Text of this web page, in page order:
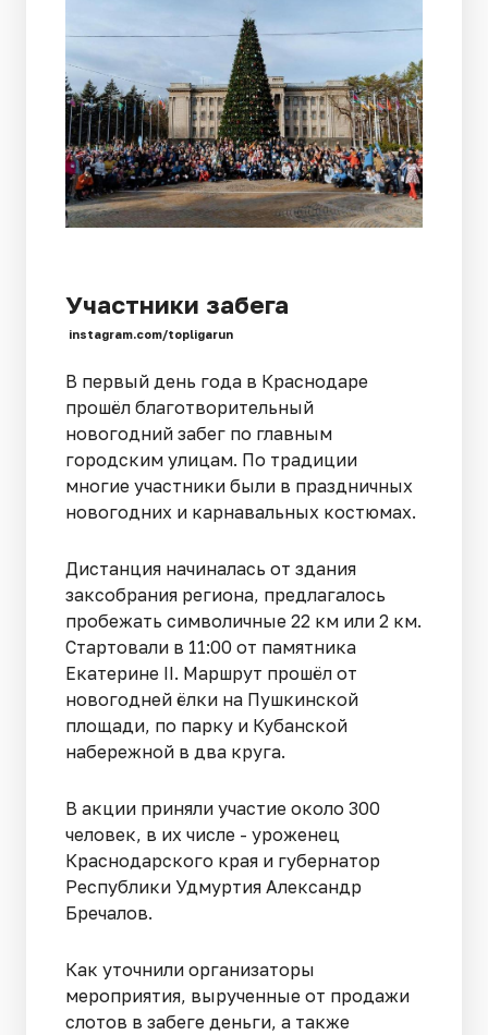
Участники забега
instagram.com/topligarun
В первый день года в Краснодаре
прошёл благотворительный
новогодний забег по главным
городским улицам. По традиции
многие участники были в праздничных
новогодних и карнавальных костюмах.
Дистанция начиналась от здания
заксобрания региона, предлагалось
пробежать символичные 22 км или 2 км.
Стартовали в 11:00 от памятника
Екатерине II. Маршрут прошёл от
новогодней ёлки на Пушкинской
площади, по парку и Кубанской
набережной в два круга.
В акции приняли участие около 300
человек, в их числе - уроженец
Краснодарского края и губернатор
Республики Удмуртия Александр
Бречалов.
Как уточнили организаторы
мероприятия, вырученные от продажи
слотов в забеге деньги, а также